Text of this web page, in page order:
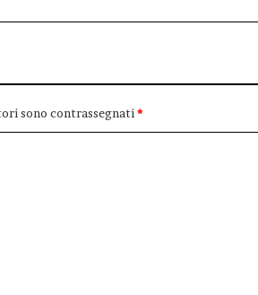
sono contrassegnati *